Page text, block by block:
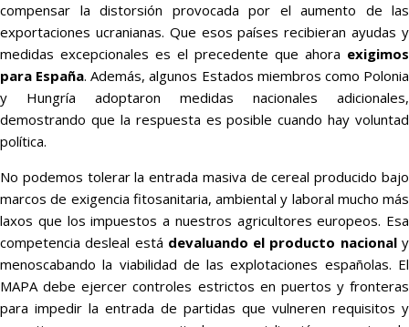
compensar la distorsión provocada por el aumento de las
exportaciones ucranianas. Que esos países recibieran ayudas y
medidas excepcionales es el precedente que ahora exigimos
para España. Además, algunos Estados miembros como Polonia
y Hungría adoptaron medidas nacionales adicionales,
demostrando que la respuesta es posible cuando hay voluntad
política.
No podemos tolerar la entrada masiva de cereal producido bajo
marcos de exigencia fitosanitaria, ambiental y laboral mucho más
laxos que los impuestos a nuestros agricultores europeos. Esa
competencia desleal está devaluando el producto nacionaly
menoscabando la viabilidad de las explotaciones españolas. El
MAPA debe ejercer controles estrictos en puertos y fronteras
para impedir la entrada de partidas que vulneren requisitos y